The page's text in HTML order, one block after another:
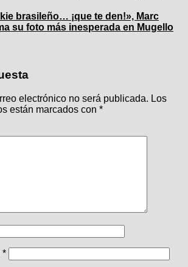
brasileño… ¡que te den!», Marc
su foto más inesperada en Mugello
electrónico no será publicada. Los
están marcados con *
*